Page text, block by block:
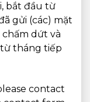
bắt đầu từ
gửi (các) mặt
chấm dứt và
từ tháng tiếp
contact